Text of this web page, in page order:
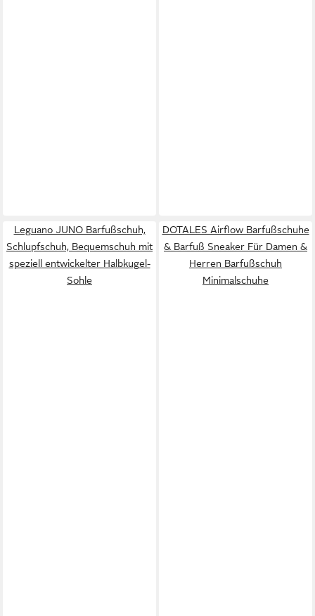
Leguano JUNO Barfußschuh,
Schlupfschuh, Bequemschuh mit
speziell entwickelter Halbkugel-
Sohle
DOTALES Airflow Barfußschuhe
& Barfuß Sneaker Für Damen &
Herren Barfußschuh
Minimalschuhe